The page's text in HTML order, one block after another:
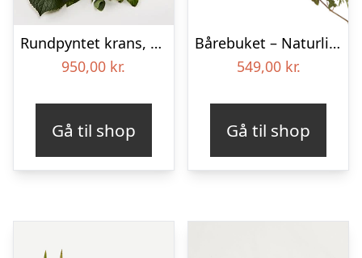
Rundpyntet krans, blå og hvid – Blomster til begravelse
950,00 kr.
Gå til shop
Bårebuket – Naturlig hvid
549,00 kr.
Gå til shop